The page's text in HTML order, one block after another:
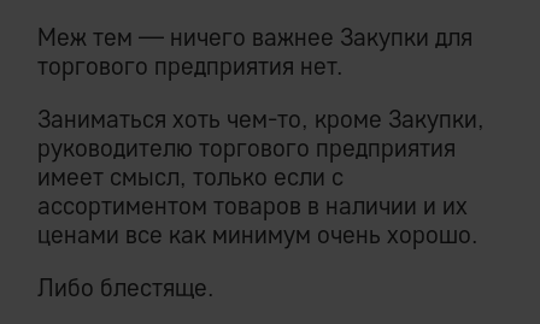
Меж тем — ничего важнее Закупки для
торгового предприятия нет.
Заниматься хоть чем-то, кроме Закупки,
руководителю торгового предприятия
имеет смысл, только если с
ассортиментом товаров в наличии и их
ценами все как минимум очень хорошо.
Либо блестяще.